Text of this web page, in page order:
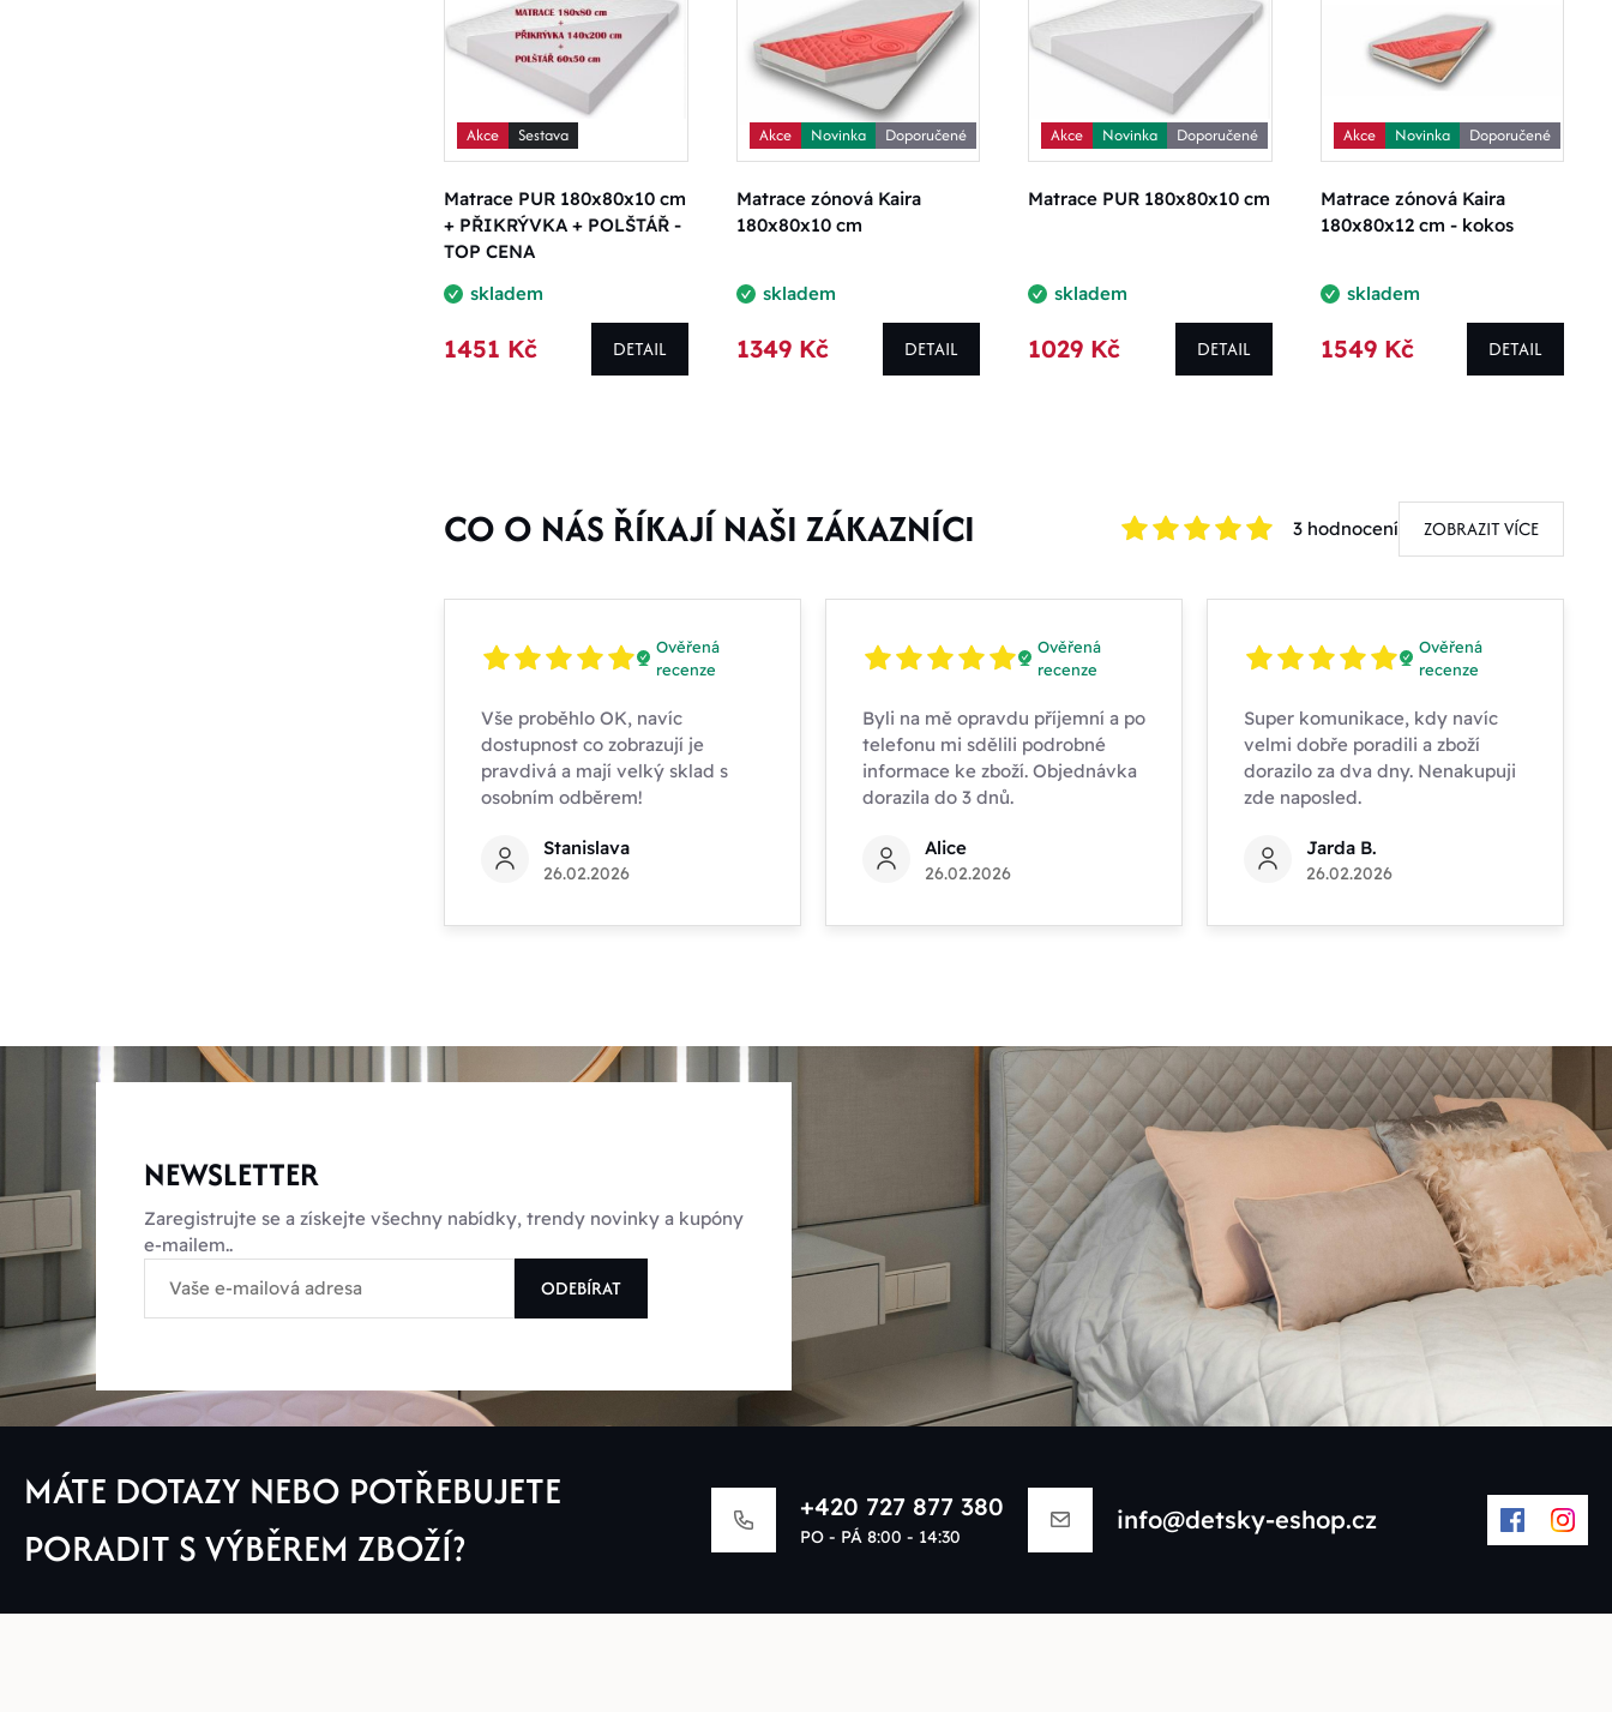
Akce Sestava
Matrace PUR 180x80x10 cm
+ PŘIKRÝVKA + POLŠTÁŘ -
TOP CENA
skladem
1451 Kč DETAIL
Akce Novinka Doporučené
Matrace zónová Kaira
180x80x10 cm
skladem
1349 Kč DETAIL
Akce Novinka Doporučené
Matrace PUR 180x80x10 cm
skladem
1029 Kč DETAIL
Akce Novinka Doporučené
Matrace zónová Kaira
180x80x12 cm - kokos
skladem
1549 Kč DETAIL
CO O NÁS ŘÍKAJÍ NAŠI ZÁKAZNÍCI 3 hodnocení ZOBRAZIT VÍCE
Ověřená
recenze
Vše proběhlo OK, navíc
dostupnost co zobrazují je
pravdivá a mají velký sklad s
osobním odběrem!
Stanislava
26.02.2026
Ověřená
recenze
Byli na mě opravdu příjemní a po
telefonu mi sdělili podrobné
informace ke zboží. Objednávka
dorazila do 3 dnů.
Alice
26.02.2026
Ověřená
recenze
Super komunikace, kdy navíc
velmi dobře poradili a zboží
dorazilo za dva dny. Nenakupuji
zde naposled.
Jarda B.
26.02.2026
NEWSLETTER
Zaregistrujte se a získejte všechny nabídky, trendy novinky a kupóny
e-mailem..
ODEBÍRAT
MÁTE DOTAZY NEBO POTŘEBUJETE
PORADIT S VÝBĚREM ZBOŽÍ?
+420 727 877 380
PO - PÁ 8:00 - 14:30
info@detsky-eshop.cz